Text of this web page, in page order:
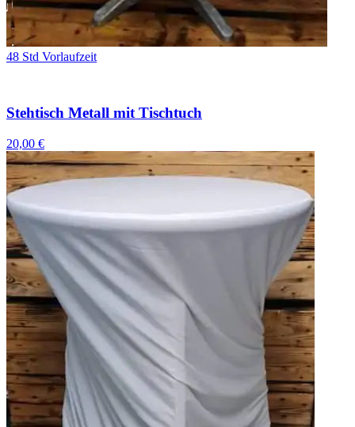
48 Std Vorlaufzeit
Stehtisch Metall mit Tischtuch
20,00 €